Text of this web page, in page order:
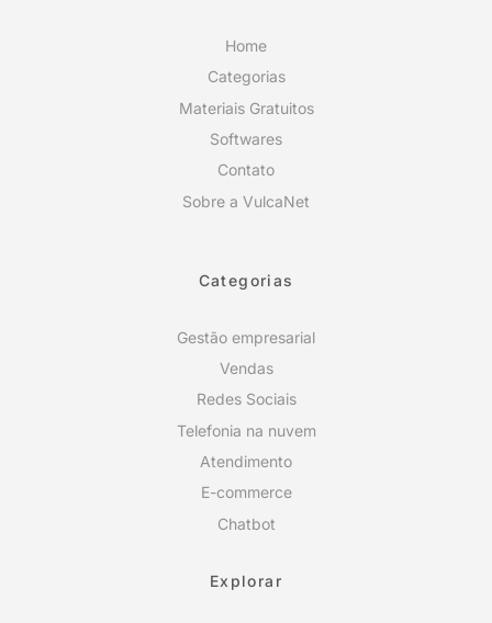
Home
Categorias
Materiais Gratuitos
Softwares
Contato
Sobre a VulcaNet
Categorias
Gestão empresarial
Vendas
Redes Sociais
Telefonia na nuvem
Atendimento
E-commerce
Chatbot
Explorar